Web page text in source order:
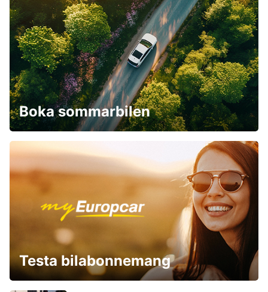
Boka sommarbilen
Testa bilabonnemang